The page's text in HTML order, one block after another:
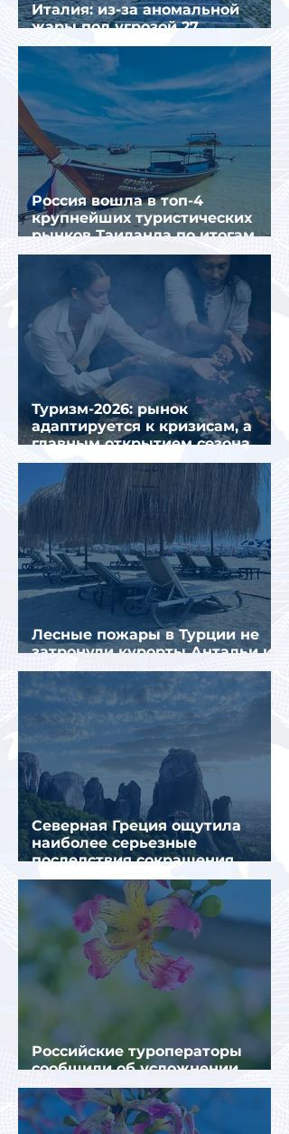
Италия: из-за аномальной
жары под угрозой 27
крупнейших городов
Россия вошла в топ-4
крупнейших туристических
рынков Таиланда по итогам
семи месяцев 2026 года
Туризм-2026: рынок
адаптируется к кризисам, а
главным открытием сезона
стал Вьетнам
Лесные пожары в Турции не
затронули курорты Антальи и
Муглы
Северная Греция ощутила
наиболее серьезные
последствия сокращения
турпотока из России
Российские туроператоры
сообщили об усложнении
получения виз в Грецию